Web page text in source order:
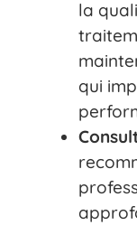
la
qui